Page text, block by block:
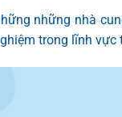
những nhà
trong lĩnh